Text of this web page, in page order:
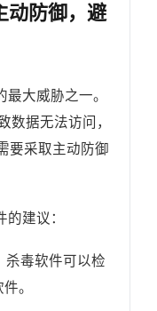
动防御，避
大威胁之一。
数据无法访问，
要采取主动防御
建议：
杀毒软件可以检
。